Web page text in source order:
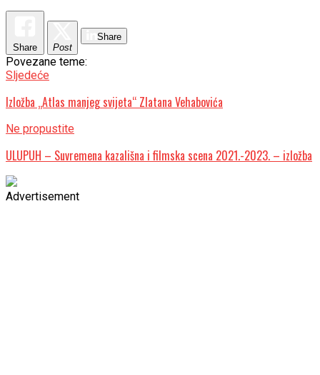
Share Post
Share
Povezane teme:
Sljedeće
Izložba „Atlas manjeg svijeta“ Zlatana Vehabovića
Ne propustite
ULUPUH – Suvremena kazališna i filmska scena 2021.-2023. – izložba
Advertisement